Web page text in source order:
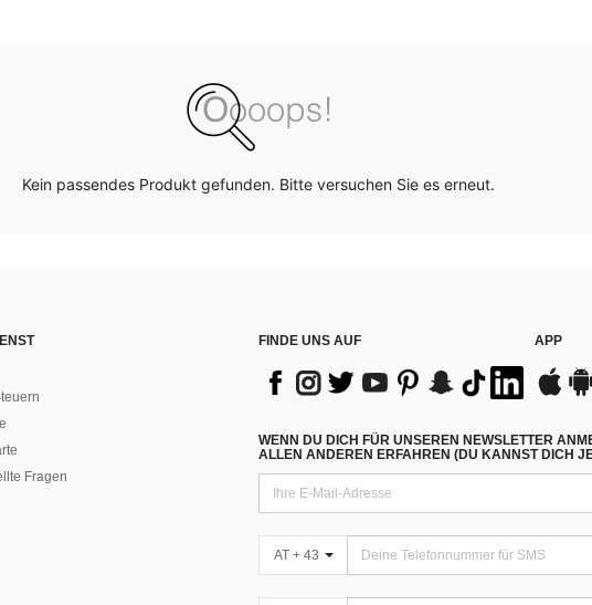
Kein passendes Produkt gefunden. Bitte versuchen Sie es erneut.
Fragen
FINDE UNS AUF APP
WENN DU DICH FÜR UNSEREN NEWSLETTER
ALLEN ANDEREN ERFAHREN (DU KANNST DICH
AT + 43